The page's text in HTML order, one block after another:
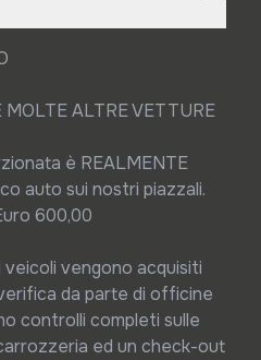
MOLTE ALTRE VETTURE
è REALMENTE
auto sui nostri piazzali.
600,00
veicoli vengono acquisiti
da parte di officine
controlli completi sulle
ed un check-out